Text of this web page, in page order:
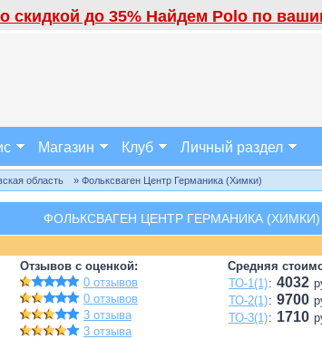
скидкой до 35% Найдем Polo по
Магазин Клуб Личный раздел
область » Фольксваген Центр Германика (Химки)
ФОЛЬКСВАГЕН ЦЕНТР ГЕРМАНИКА (ХИМКИ)
Отзывов с оценкой:
0 отзывов
0 отзывов
3 отзыва
3 отзыва
Средняя
ТО-1(1): 4032
ТО-2(1): 9700
ТО-3(1): 1710